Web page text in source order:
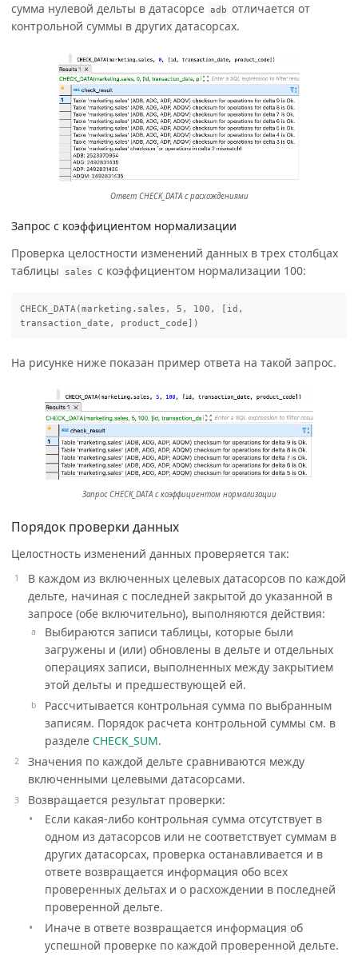
сумма нулевой дельты в датасорсе adb отличается от
контрольной суммы в других датасорсах.
Ответ CHECK_DATA с расхождениями
Запрос с коэффициентом нормализации
Проверка целостности изменений данных в трех столбцах
таблицы
sales с коэффициентом нормализации 100:
CHECK_DATA (marketing . sales , 5 , 100 , [ id ,
transaction_date , product_code ])
На рисунке ниже показан пример ответа на такой запрос.
Запрос CHECK_DATA с коэффициентом нормализации
Порядок проверки данных
Целостность изменений данных проверяется так:
В каждом из включенных целевых датасорсов по каждой
дельте, начиная с последней закрытой до указанной в
запросе (обе включительно), выполняются действия:
Выбираются записи таблицы, которые были
загружены и (или) обновлены в дельте и отдельных
операциях записи, выполненных между закрытием
этой дельты и предшествующей ей.
Рассчитывается контрольная сумма по выбранным
записям. Порядок расчета контрольной суммы см. в
разделе CHECK_SUM.
Значения по каждой дельте сравниваются между
включенными целевыми датасорсами.
Возвращается результат проверки:
Если какая-либо контрольная сумма отсутствует в
одном из датасорсов или не соответствует суммам в
других датасорсах, проверка останавливается и в
ответе возвращается информация обо всех
проверенных дельтах и о расхождении в последней
проверенной дельте.
Иначе в ответе возвращается информация об
успешной проверке по каждой проверенной дельте.